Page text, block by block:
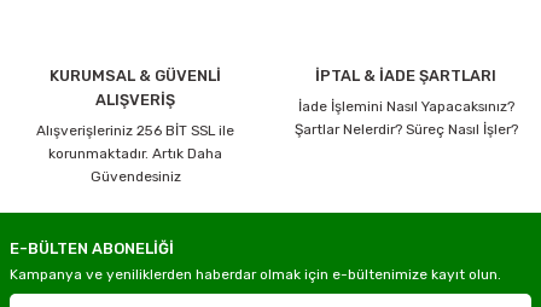
KURUMSAL & GÜVENLİ
ALIŞVERİŞ
Alışverişleriniz 256 BİT SSL ile
korunmaktadır. Artık Daha
Güvendesiniz
İPTAL & İADE ŞARTLARI
İade İşlemini Nasıl Yapacaksınız?
Şartlar Nelerdir? Süreç Nasıl İşler?
E-BÜLTEN ABONELİĞİ
Kampanya ve yeniliklerden haberdar olmak için e-bültenimize kayıt olun.